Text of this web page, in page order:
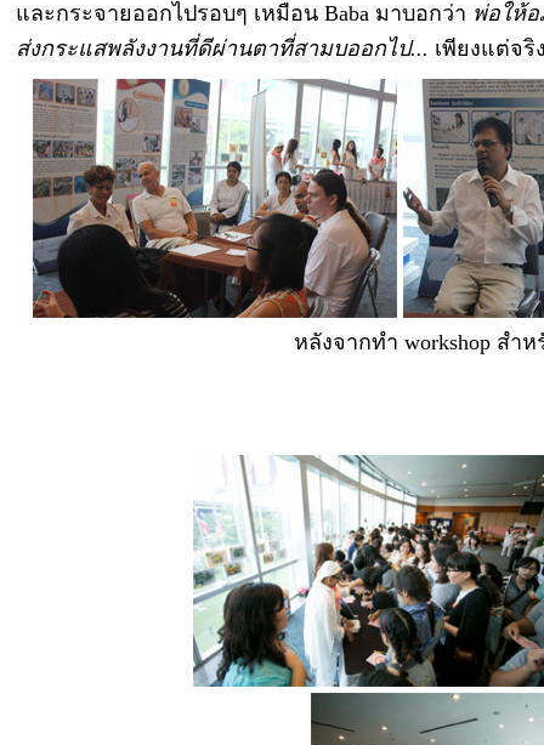
และกระจายออกไปรอบๆ เหมือน Baba มาบอกว่า พ่อให้
ส่งกระแสพลังงานที่ดีผ่านตาที่สามบออกไป... เพียงแต่จริ
หลังจากทำ workshop สำ